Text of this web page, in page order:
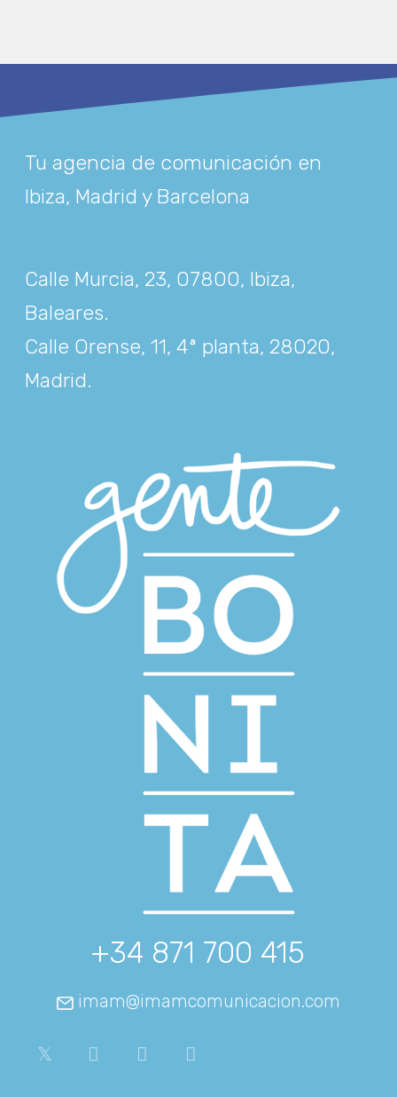
Tu agencia de comunicación en
Ibiza, Madrid y Barcelona
Calle Murcia, 23, 07800, Ibiza,
Baleares.
Calle Orense, 11, 4ª planta, 28020,
Madrid.
+34 871 700 415
imam@imamcomunicacion.com